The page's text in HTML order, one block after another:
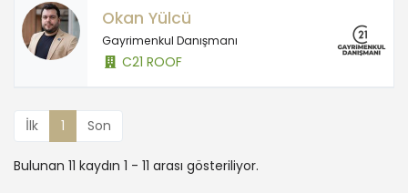
Okan Yülcü
Gayrimenkul Danışmanı
C21 ROOF
İlk 1 Son
Bulunan 11 kaydın 1 - 11 arası gösteriliyor.